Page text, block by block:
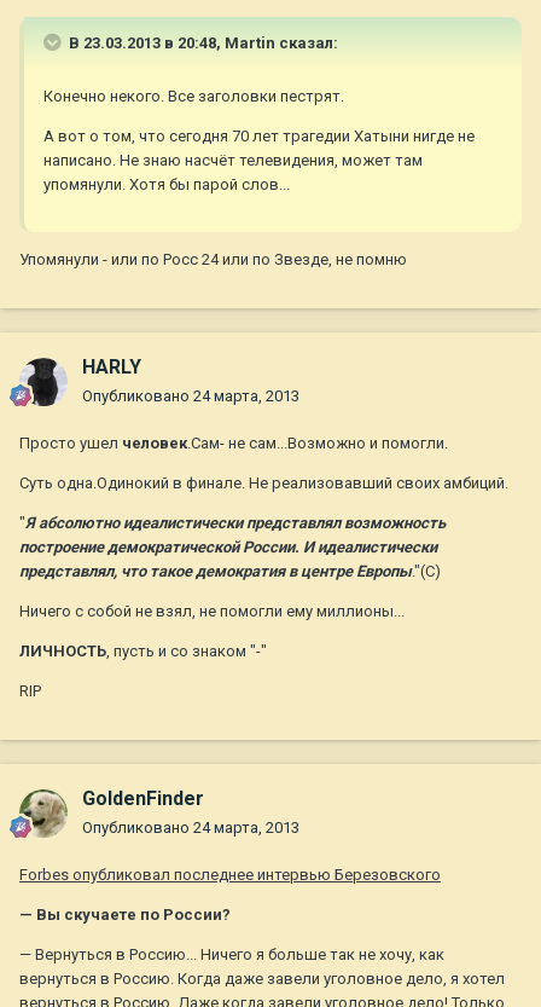
В 23.03.2013 в 20:48, Martin сказал:
Конечно некого. Все заголовки пестрят.
А вот о том, что сегодня 70 лет трагедии Хатыни нигде не
написано. Не знаю насчёт телевидения, может там
упомянули. Хотя бы парой слов...
Упомянули - или по Росс 24 или по Звезде, не помню
HARLY
Опубликовано 24 марта, 2013
Просто ушел человек.Сам- не сам...Возможно и помогли.
Суть одна.Одинокий в финале. Не реализовавший своих амбиций.
"Я абсолютно идеалистически представлял возможность
построение демократической России. И идеалистически
представлял, что такое демократия в центре Европы."(С)
Ничего с собой не взял, не помогли ему миллионы...
ЛИЧНОСТЬ, пусть и со знаком "-"
RIP
GoldenFinder
Опубликовано 24 марта, 2013
Forbes опубликовал последнее интервью Березовского
— Вы скучаете по России?
— Вернуться в Россию... Ничего я больше так не хочу, как
вернуться в Россию. Когда даже завели уголовное дело, я хотел
вернуться в Россию. Даже когда завели уголовное дело! Только